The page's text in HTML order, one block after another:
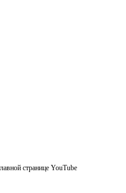
странице YouTube